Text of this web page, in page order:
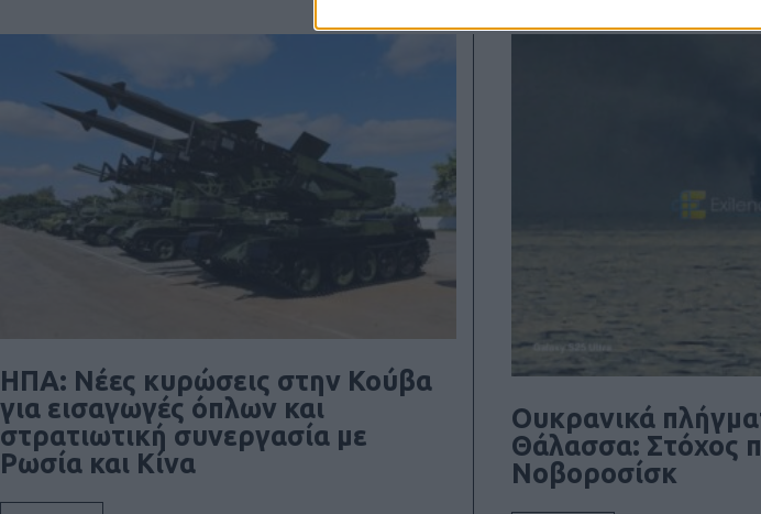
ΗΠΑ: Νέες κυρώσεις στην Κούβα
για εισαγωγές όπλων και
στρατιωτική συνεργασία με
Ρωσία και Κίνα
Ουκρανικά
Θάλασσα: Στόχος
Νοβοροσίσκ